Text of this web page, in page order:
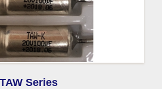
TAW Series